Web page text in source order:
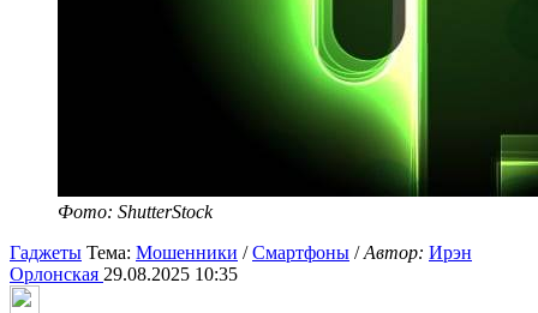
Фото: ShutterStock
Гаджеты Тема: Мошенники /Смартфоны /Автор: Ирэн
Орлонская 29.08.2025 10:35